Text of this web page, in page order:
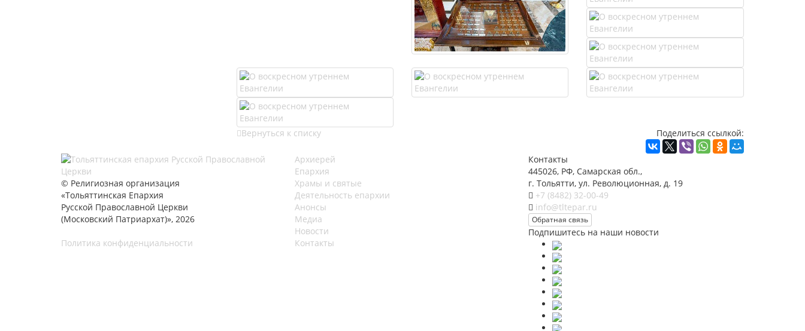
Поделиться ссылкой:
Вернуться к списку
© Религиозная организация
«Тольяттинская Епархия
Русской Православной Церкви
(Московский Патриархат)», 2026
Политика конфиденциальности
Архиерей
Епархия
Храмы и святые
Деятельность епархии
Анонсы
Медиа
Новости
Контакты
Контакты
445026, РФ, Самарская обл.,
г. Тольятти, ул. Революционная, д. 19
+7 (8482) 32-00-49
info@tltepar.ru
Обратная связь
Подпишитесь на наши новости